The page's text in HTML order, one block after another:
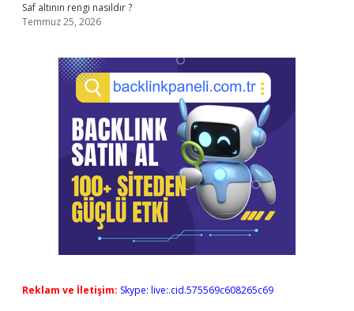
Saf altının rengi nasıldır ?
Temmuz 25, 2026
Reklam ve İletişim: Skype: live:.cid.575569c608265c69